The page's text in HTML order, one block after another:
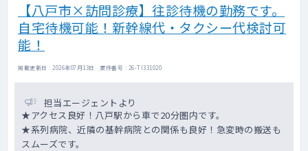
【八戸市×訪問診療】往診待機の勤務です。
自宅待機可能！新幹線代・タクシー代検討可
能！
掲載更新日 : 2026年07月13日 案件番号 : 26-TI331020
担当エージェントより
★アクセス良好！八戸駅から車で20分圏内です。
★系列病院、近隣の基幹病院との関係も良好！急変時の搬送も
スムーズです。